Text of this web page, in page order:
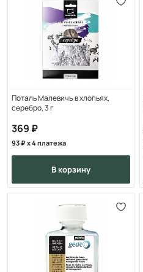
Поталь Малевичъ в хлопьях,
серебро, 3 г
369
93 x 4 платежа
в корзину